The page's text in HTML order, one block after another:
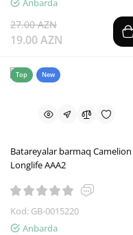
Anbarda
27.00 AZN
19.00 AZN
Top New
Batareyalar barmaq Camelion
Longlife AAA2
Kod: GB-0015220
Anbarda